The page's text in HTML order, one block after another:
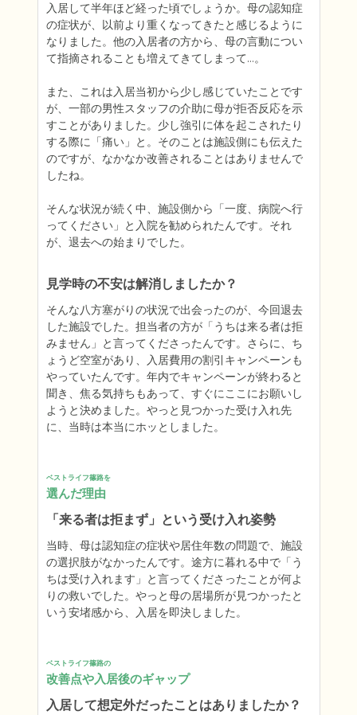
入居して半年ほど経った頃でしょうか。母の認知症
の症状が、以前より重くなってきたと感じるように
なりました。他の入居者の方から、母の言動につい
て指摘されることも増えてきてしまって…。
また、これは入居当初から少し感じていたことです
が、一部の男性スタッフの介助に母が拒否反応を示
すことがありました。少し強引に体を起こされたり
する際に「痛い」と。そのことは施設側にも伝えた
のですが、なかなか改善されることはありませんで
したね。
そんな状況が続く中、施設側から「一度、病院へ行
ってください」と入院を勧められたんです。それ
が、退去への始まりでした。
見学時の不安は解消しましたか？
そんな八方塞がりの状況で出会ったのが、今回退去
した施設でした。担当者の方が「うちは来る者は拒
みません」と言ってくださったんです。さらに、ち
ょうど空室があり、入居費用の割引キャンペーンも
やっていたんです。年内でキャンペーンが終わると
聞き、焦る気持ちもあって、すぐにここにお願いし
ようと決めました。やっと見つかった受け入れ先
に、当時は本当にホッとしました。
ベストライフ篠路を
選んだ理由
「来る者は拒まず」という受け入れ姿勢
当時、母は認知症の症状や居住年数の問題で、施設
の選択肢がなかったんです。途方に暮れる中で「う
ちは受け入れます」と言ってくださったことが何よ
りの救いでした。やっと母の居場所が見つかったと
いう安堵感から、入居を即決しました。
ベストライフ篠路の
改善点や入居後のギャップ
入居して想定外だったことはありましたか？